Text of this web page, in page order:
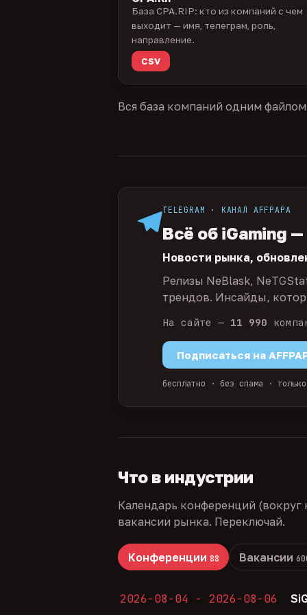
База CPA.RIP: кто из компаний с чем
выходит — имя, телеграм, роль,
направление.
CSV
Вся база компаний одним
TELEGRAM · КАНАЛ AFFPAPA
Всё об iGaming
Новости рынка,
Релизы NeBlask,
трендов. Инсайды,
На сайте — 11 990
Подписаться на
бесплатно · без спама ·
Что в индустрии
Календарь конференций
вакансии рынка. Переключай.
Конференции 88 Вакансии
2026-08-04 - 2026-08-06